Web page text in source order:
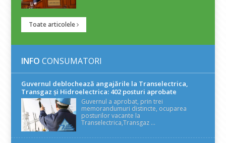
Toate articolele
INFO CONSUMATORI
Guvernul deblochează angajările la Transelectrica,
Transgaz și Hidroelectrica: 402 posturi aprobate
Guvernul a aprobat, prin trei
memorandumuri distincte, ocuparea
posturilor vacante la
Transelectrica,Transgaz ...